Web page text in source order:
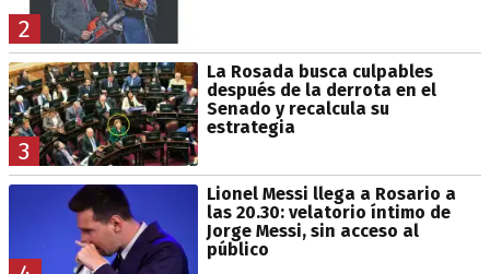
2
3
La Rosada busca culpables
después de la derrota en el
Senado y recalcula su
estrategia
Lionel Messi llega a Rosario a
las 20.30: velatorio íntimo de
Jorge Messi, sin acceso al
público